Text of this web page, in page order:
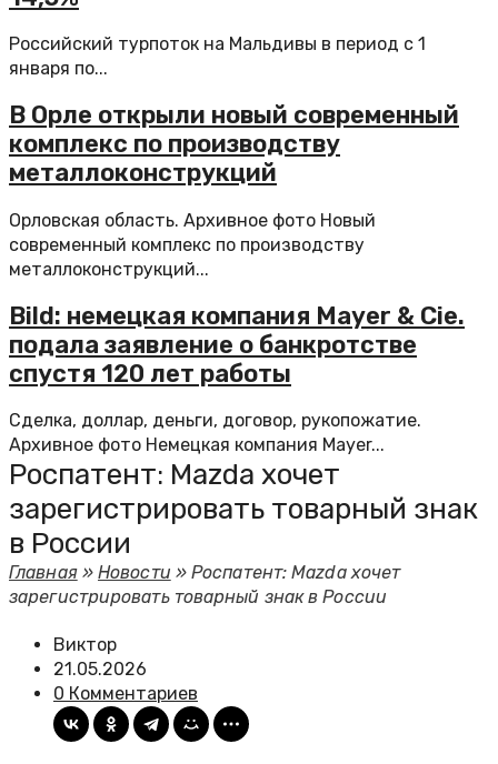
Российский турпоток на Мальдивы в период с 1
января по...
В Орле открыли новый современный
комплекс по производству
металлоконструкций
Орловская область. Архивное фото Новый
современный комплекс по производству
металлоконструкций...
Bild: немецкая компания Mayer & Cie.
подала заявление о банкротстве
спустя 120 лет работы
Сделка, доллар, деньги, договор, рукопожатие.
Архивное фото Немецкая компания Mayer...
Роспатент: Mazda хочет
зарегистрировать товарный знак
в России
Главная»Новости »Роспатент: Mazda хочет
зарегистрировать товарный знак в России
Виктор
21.05.2026
0 Комментариев